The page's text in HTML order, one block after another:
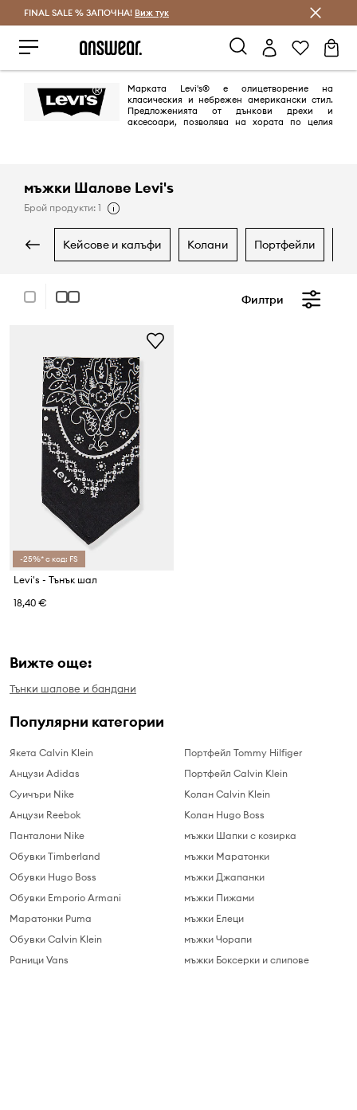
Спестявай с Answear Club
FINAL SALE % ЗАПОЧНА! Виж тук
Марката Levi's® е олицетворение на
класическия и небрежен американски стил.
Предложенията от дънкови дрехи и
аксесоари, позволява на хората по целия
мъжки Шалове Levi's
Брой продукти: 1
кейсове и калъфи колани портфейли
Филтри
-25%* с код: FS
Levi's - Тънък шал
18,40 €
Вижте още:
Тънки шалове и бандани
Популярни категории
Якета Calvin Klein
Анцузи Adidas
Суичъри Nike
Анцузи Reebok
Панталони Nike
Обувки Timberland
Обувки Hugo Boss
Обувки Emporio Armani
Маратонки Puma
Обувки Calvin Klein
Раници Vans
Портфейл Tommy Hilfiger
Портфейл Calvin Klein
Колан Calvin Klein
Колан Hugo Boss
мъжки Шапки с козирка
мъжки Маратонки
мъжки Джапанки
мъжки Пижами
мъжки Елеци
мъжки Чорапи
мъжки Боксерки и слипове